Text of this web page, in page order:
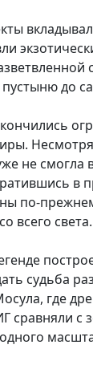
до
не смогла
в
по-
всего света.
судьба
где
сравняли с